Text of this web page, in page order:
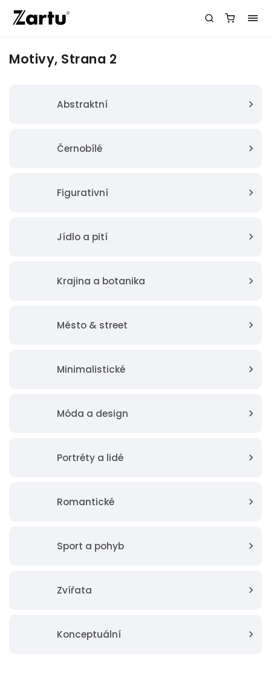
Motivy, Strana 2
Abstraktní
Černobílé
Figurativní
Jídlo a pití
Krajina a botanika
Město & street
Minimalistické
Móda a design
Portréty a lidé
Romantické
Sport a pohyb
Zvířata
Konceptuální